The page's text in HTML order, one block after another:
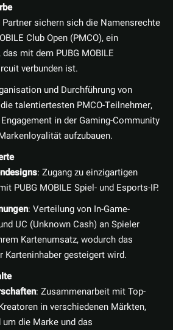
Partner sichern sich die Namensrechte
Club Open (PMCO), ein
mit dem PUBG MOBILE
verbunden ist.
und Durchführung von
talentiertesten PMCO-Teilnehmer,
in der Gaming-Community
aufzubauen.
: Zugang zu einzigartigen
PUBG MOBILE Spiel- und Esports-IP.
: Verteilung von In-Game-
UC (Unknown Cash) an Spieler
Kartenumsatz, wodurch das
Karteninhaber gesteigert wird.
: Zusammenarbeit mit Top-
in verschiedenen Märkten,
die Marke und das